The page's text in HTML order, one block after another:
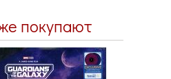
покупают